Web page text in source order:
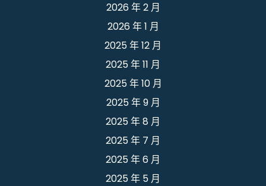
2026 年 2 月
2026 年 1 月
2025 年 12 月
2025 年 11 月
2025 年 10 月
2025 年 9 月
2025 年 8 月
2025 年 7 月
2025 年 6 月
2025 年 5 月